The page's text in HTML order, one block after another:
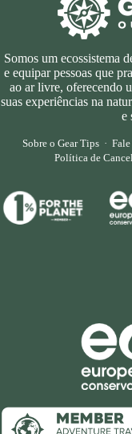
Somos um ecossistema
e equipar pessoas que
ao ar livre, oferecendo
suas experiências na
e
Sobre o Gear Tips·
Política de